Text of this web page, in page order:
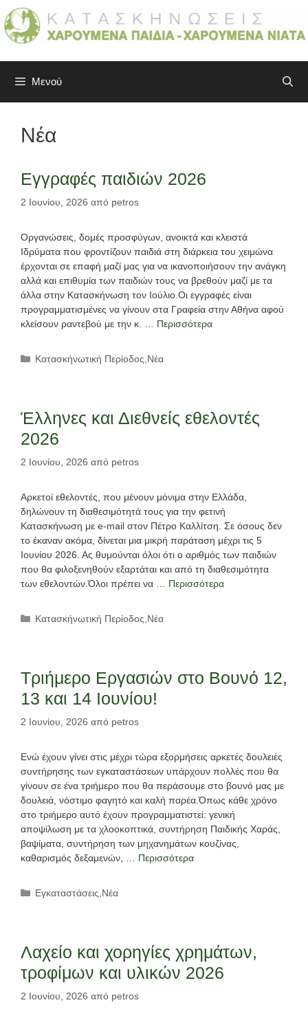
Μετάβαση
σε
περιεχόμενο
Μενού
Νέα
Εγγραφές παιδιών 2026
2 Ιουνίου, 2026 από petros
Οργανώσεις, δομές προσφύγων, ανοικτά και κλειστά
Ιδρύματα που φροντίζουν παιδιά στη διάρκεια του χειμώνα
έρχονται σε επαφή μαζί μας για να ικανοποιήσουν την ανάγκη
αλλά και επιθυμία των παιδιών τους να βρεθούν μαζί με τα
άλλα στην Κατασκήνωση τον Ιούλιο.Οι εγγραφές είναι
προγραμματισμένες να γίνουν στα Γραφεία στην Αθήνα αφού
κλείσουν ραντεβού με την κ. … Περισσότερα
Κατηγορίες
Κατασκήνωτική Περίοδος Νέα
Έλληνες και Διεθνείς εθελοντές
2026
2 Ιουνίου, 2026 από petros
Αρκετοί εθελοντές, που μένουν μόνιμα στην Ελλάδα,
δηλώνουν τη διαθεσιμότητά τους για την φετινή
Κατασκήνωση με e-mail στον Πέτρο Καλλίτση. Σε όσους δεν
το έκαναν ακόμα, δίνεται μια μικρή παράταση μέχρι τις 5
Ιουνίου 2026. Ας θυμούνται όλοι ότι ο αριθμός των παιδιών
που θα φιλοξενηθούν εξαρτάται και από τη διαθεσιμότητα
των εθελοντών.Όλοι πρέπει να … Περισσότερα
Κατηγορίες
Κατασκήνωτική Περίοδος Νέα
Τριήμερο Εργασιών στο Βουνό 12,
13 και 14 Ιουνίου!
2 Ιουνίου, 2026 από petros
Ενώ έχουν γίνει στις μέχρι τώρα εξορμήσεις αρκετές δουλειές
συντήρησης των εγκαταστάσεων υπάρχουν πολλές που θα
γίνουν σε ένα τριήμερο που θα περάσουμε στο βουνό μας με
δουλειά, νόστιμο φαγητό και καλή παρέα.Όπως κάθε χρόνο
στο τριήμερο αυτό έχουν προγραμματιστεί: γενική
αποψίλωση με τα χλοοκοπτικά, συντήρηση Παιδικής Χαράς,
βαψίματα, συντήρηση των μηχανημάτων κουζίνας,
καθαρισμός δεξαμενών, … Περισσότερα
Κατηγορίες
Εγκαταστάσεις Νέα
Λαχείο και χορηγίες χρημάτων,
τροφίμων και υλικών 2026
2 Ιουνίου, 2026 από petros